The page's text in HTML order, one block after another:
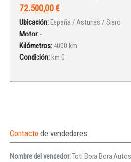
72.500,00 €
Ubicación:España / Asturias / Siero
Motor: -
Kilómetros:4000 km
Condición:km 0
Contacto de vendedores
Nombre del vendedor:Toti Bora Bora Autos